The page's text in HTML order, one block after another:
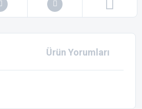
Ürün Yorumları